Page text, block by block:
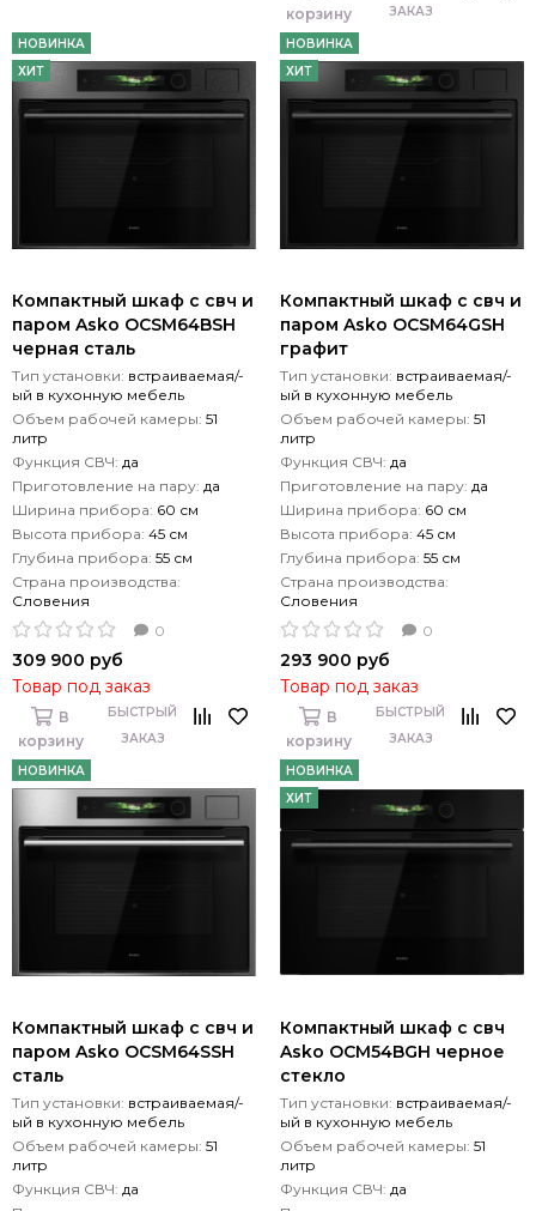
корзину
ЗАКАЗ
НОВИНКА
ХИТ
Компактный шкаф с свч и
паром Asko OCSM64BSH
черная сталь
Тип установки: встраиваемая/-
ый в кухонную мебель
Объем рабочей камеры: 51
литр
Функция СВЧ: да
Приготовление на пару: да
Ширина прибора: 60 см
Высота прибора: 45 см
Глубина прибора: 55 см
Страна производства:
Словения
0
309 900 руб
Товар под заказ
В
корзину
БЫСТРЫЙ
ЗАКАЗ
НОВИНКА
ХИТ
Компактный шкаф с свч и
паром Asko OCSM64GSH
графит
Тип установки: встраиваемая/-
ый в кухонную мебель
Объем рабочей камеры: 51
литр
Функция СВЧ: да
Приготовление на пару: да
Ширина прибора: 60 см
Высота прибора: 45 см
Глубина прибора: 55 см
Страна производства:
Словения
0
293 900 руб
Товар под заказ
В
корзину
БЫСТРЫЙ
ЗАКАЗ
НОВИНКА
Компактный шкаф с свч и
паром Asko OCSM64SSH
сталь
Тип установки: встраиваемая/-
ый в кухонную мебель
Объем рабочей камеры: 51
литр
Функция СВЧ: да
НОВИНКА
ХИТ
Компактный шкаф с свч
Asko OCM54BGH черное
стекло
Тип установки: встраиваемая/-
ый в кухонную мебель
Объем рабочей камеры: 51
литр
Функция СВЧ: да